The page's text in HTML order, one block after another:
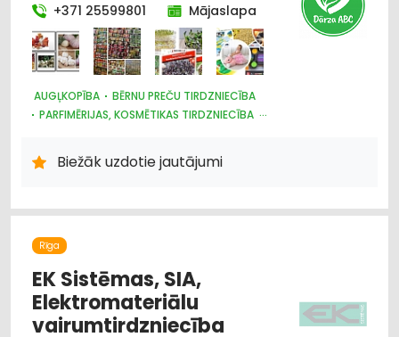
+371 25599801 Mājaslapa
AUGĻKOPĪBA
BĒRNU PREČU TIRDZNIECĪBA
PARFIMĒRIJAS, KOSMĒTIKAS TIRDZNIECĪBA
HIGIĒNAS PRECES
ZOOPRECES, DZĪVNIEKU KOPŠANA UN APRŪPE
HOBIJA PRECES
SĒKLAS UN STĀDI
DĀRZA TEHNIKA UN INVENTĀRS
Biežāk uzdotie jautājumi
Rīga
EK Sistēmas, SIA,
Elektromateriālu
vairumtirdzniecība